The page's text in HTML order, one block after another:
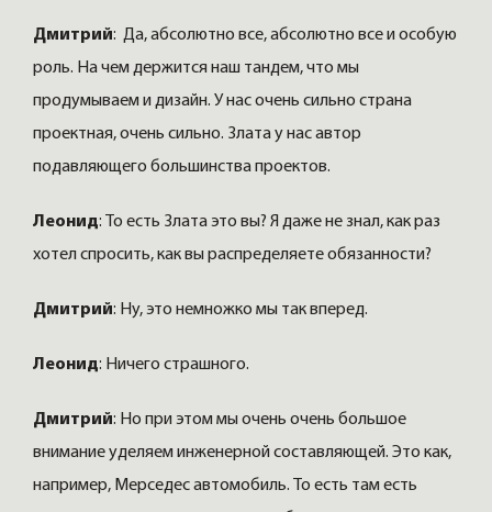
Дмитрий: Да, абсолютно все, абсолютно все и особую
роль. На чем держится наш тандем, что мы
продумываем и дизайн. У нас очень сильно страна
проектная, очень сильно. Злата у нас автор
подавляющего большинства проектов.
Леонид: То есть Злата это вы? Я даже не знал, как раз
хотел спросить, как вы распределяете обязанности?
Дмитрий: Ну, это немножко мы так вперед.
Леонид: Ничего страшного.
Дмитрий: Но при этом мы очень очень большое
внимание уделяем инженерной составляющей. Это как,
например, Мерседес автомобиль. То есть там есть